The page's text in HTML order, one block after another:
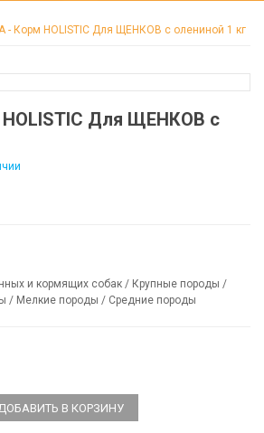
- Корм HOLISTIC Для ЩЕНКОВ с олениной 1 кг
HOLISTIC Для ЩЕНКОВ с
и кормящих собак / Крупные породы /
/ Мелкие породы / Средние породы